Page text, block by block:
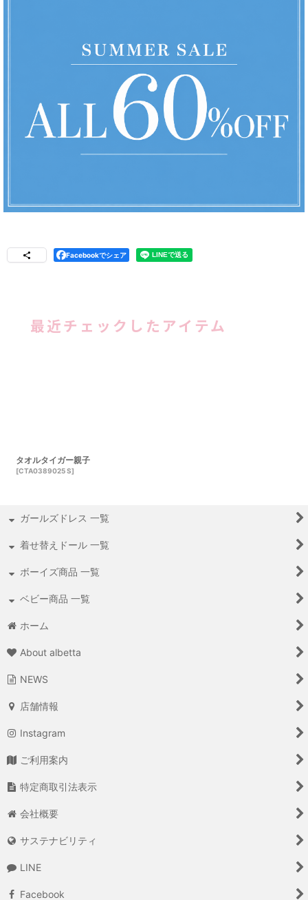
Facebookでシェア
最近チェックしたアイテム
タオルタイガー親子
[CTA0389025 S]
ガールズドレス 一覧
着せ替えドール 一覧
ボーイズ商品 一覧
ベビー商品 一覧
ホーム
About albetta
NEWS
店舗情報
Instagram
ご利用案内
特定商取引法表示
会社概要
サステナビリティ
LINE
Facebook